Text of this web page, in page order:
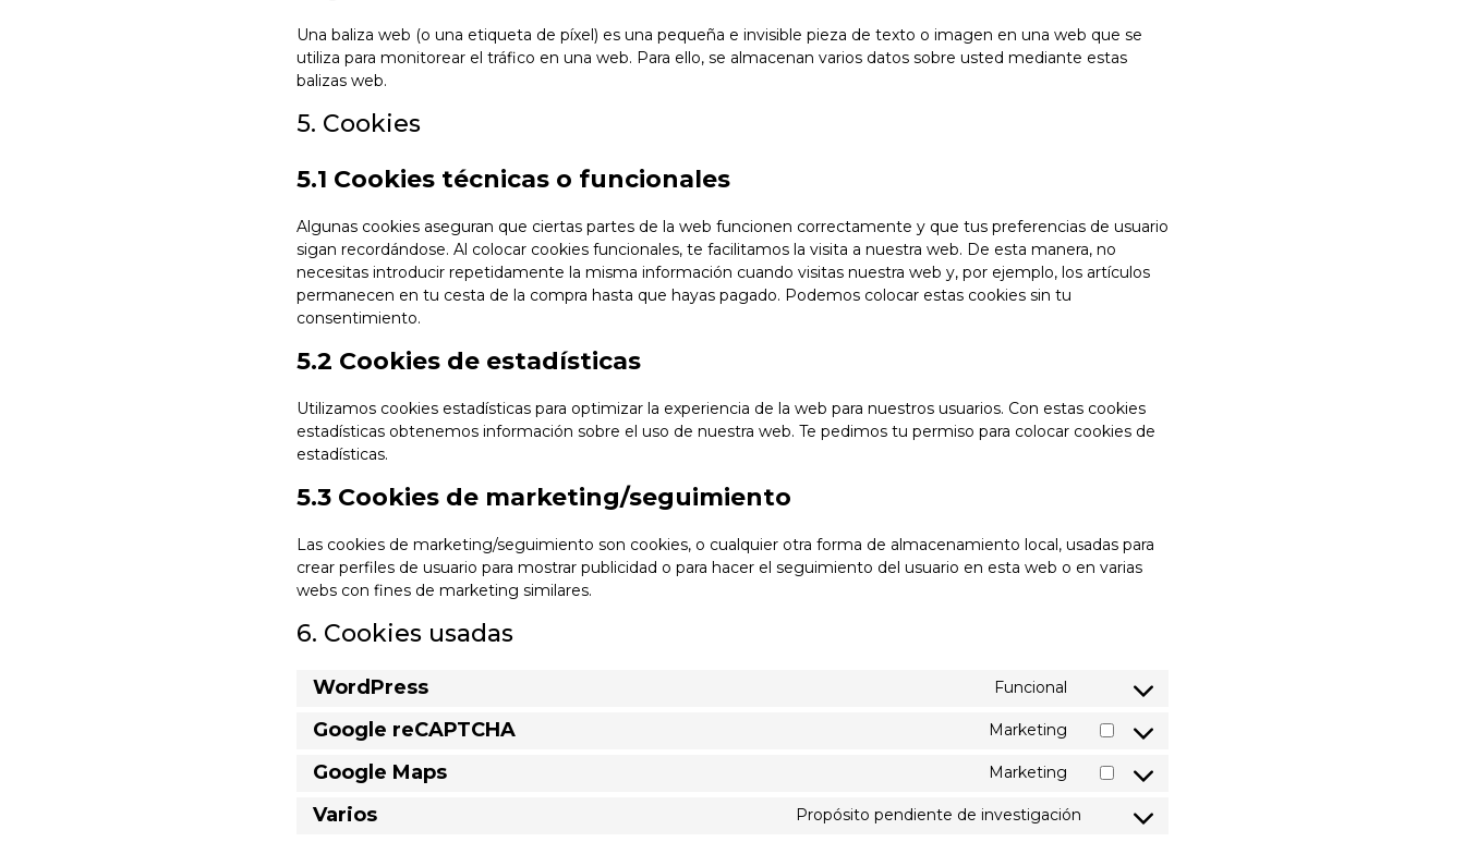
Una baliza web (o una etiqueta de píxel) es una pequeña e invisible pieza de texto o imagen en una web que se
utiliza para monitorear el tráfico en una web. Para ello, se almacenan varios datos sobre usted mediante estas
balizas web.
5. Cookies
5.1 Cookies técnicas o funcionales
Algunas cookies aseguran que ciertas partes de la web funcionen correctamente y que tus preferencias de usuario
sigan recordándose. Al colocar cookies funcionales, te facilitamos la visita a nuestra web. De esta manera, no
necesitas introducir repetidamente la misma información cuando visitas nuestra web y, por ejemplo, los artículos
permanecen en tu cesta de la compra hasta que hayas pagado. Podemos colocar estas cookies sin tu
consentimiento.
5.2 Cookies de estadísticas
Utilizamos cookies estadísticas para optimizar la experiencia de la web para nuestros usuarios. Con estas cookies
estadísticas obtenemos información sobre el uso de nuestra web. Te pedimos tu permiso para colocar cookies de
estadísticas.
5.3 Cookies de marketing/seguimiento
Las cookies de marketing/seguimiento son cookies, o cualquier otra forma de almacenamiento local, usadas para
crear perfiles de usuario para mostrar publicidad o para hacer el seguimiento del usuario en esta web o en varias
webs con fines de marketing similares.
6. Cookies usadas
WordPress Funcional
Consent
service
wordpress
Google reCAPTCHA Marketing
Consent
service
google-
Google Maps Marketing
Consent
Varios Propósito pendiente de investigación
Consent